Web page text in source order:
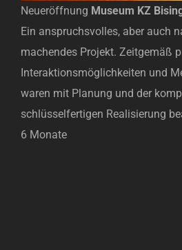
Neueröffnung Museum KZ
Ein anspruchsvolles, aber auch
machendes Projekt. Zeitgemäß
Interaktionsmöglichkeiten und
waren mit Planung und der
schlüsselfertigen Realisierung
6 Monate